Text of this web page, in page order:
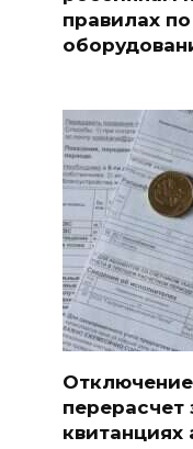
правилах
перерасчет
квитанциях